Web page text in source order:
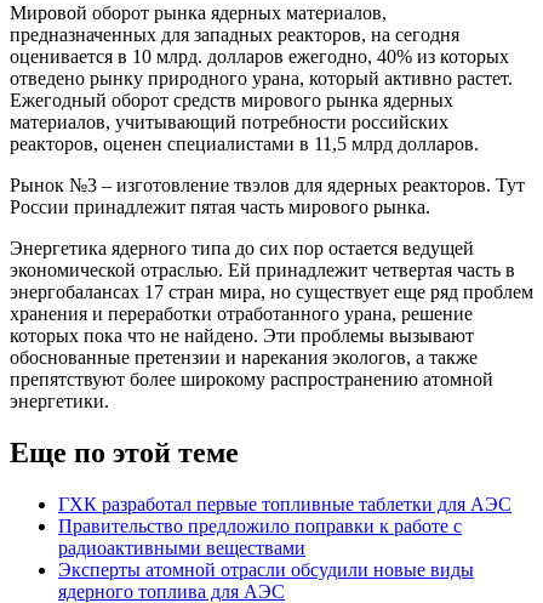
Мировой оборот рынка ядерных материалов,
предназначенных для западных реакторов, на сегодня
оценивается в 10 млрд. долларов ежегодно, 40% из которых
отведено рынку природного урана, который активно растет.
Ежегодный оборот средств мирового рынка ядерных
материалов, учитывающий потребности российских
реакторов, оценен специалистами в 11,5 млрд долларов.
Рынок №3 – изготовление твэлов для ядерных реакторов. Тут
России принадлежит пятая часть мирового рынка.
Энергетика ядерного типа до сих пор остается ведущей
экономической отраслью. Ей принадлежит четвертая часть в
энергобалансах 17 стран мира, но существует еще ряд проблем
хранения и переработки отработанного урана, решение
которых пока что не найдено. Эти проблемы вызывают
обоснованные претензии и нарекания экологов, а также
препятствуют более широкому распространению атомной
энергетики.
Еще по этой теме
ГХК разработал первые топливные таблетки для АЭС
Правительство предложило поправки к работе с
радиоактивными веществами
Эксперты атомной отрасли обсудили новые виды
ядерного топлива для АЭС